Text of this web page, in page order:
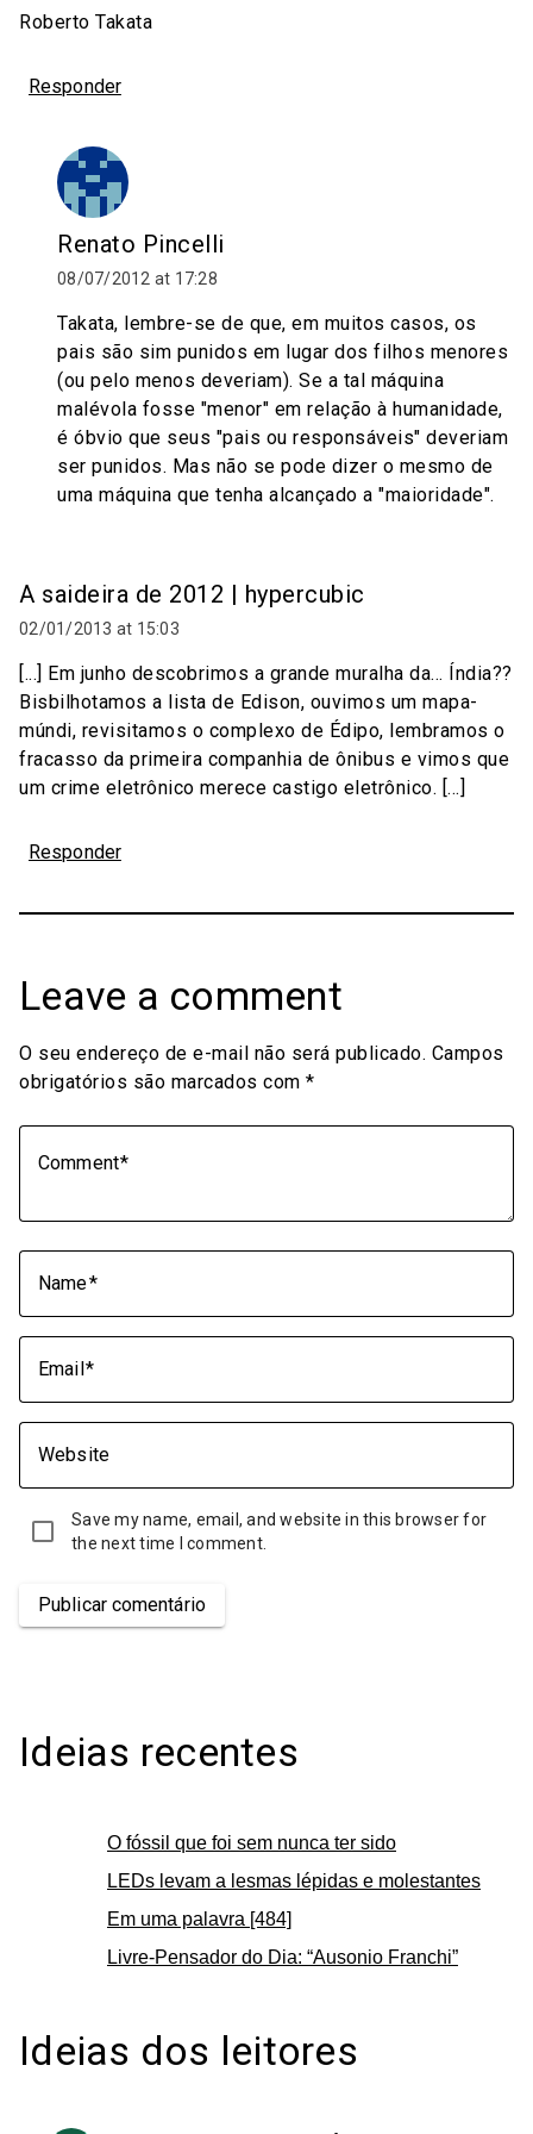
Roberto Takata
Responder
Renato Pincelli
08/07/2012 at 17:28
Takata, lembre-se de que, em muitos casos, os
pais são sim punidos em lugar dos filhos menores
(ou pelo menos deveriam). Se a tal máquina
malévola fosse "menor" em relação à humanidade,
é óbvio que seus "pais ou responsáveis" deveriam
ser punidos. Mas não se pode dizer o mesmo de
uma máquina que tenha alcançado a "maioridade".
A saideira de 2012 | hypercubic
02/01/2013 at 15:03
[...] Em junho descobrimos a grande muralha da… Índia??
Bisbilhotamos a lista de Edison, ouvimos um mapa-
múndi, revisitamos o complexo de Édipo, lembramos o
fracasso da primeira companhia de ônibus e vimos que
um crime eletrônico merece castigo eletrônico. [...]
Responder
Leave a comment
O seu endereço de e-mail não será publicado. Campos
obrigatórios são marcados com *
Comment
Name
Email
Website
Save my name, email, and website in this browser for
the next time I comment.
Publicar comentário
Ideias recentes
O fóssil que foi sem nunca ter sido
LEDs levam a lesmas lépidas e molestantes
Em uma palavra [484]
Livre-Pensador do Dia: “Ausonio Franchi”
Ideias dos leitores